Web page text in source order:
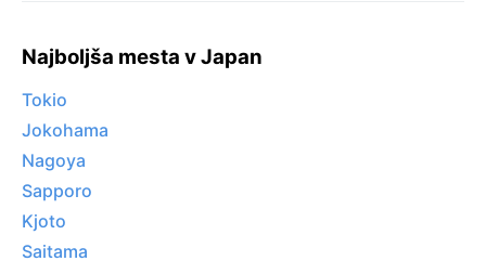
Najboljša mesta v Japan
Tokio
Jokohama
Nagoya
Sapporo
Kjoto
Saitama